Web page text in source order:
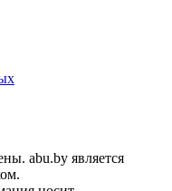
abu.by является